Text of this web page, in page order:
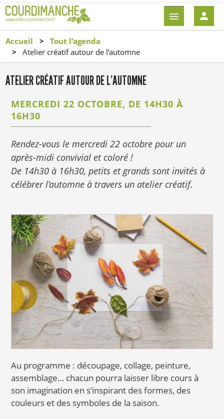
contenu
EN-
TÊTE
Accueil
Tout l'agenda
Atelier créatif autour de l’automne
ATELIER CRÉATIF AUTOUR DE L’AUTOMNE
MERCREDI 22 OCTOBRE, DE 14H30 À
16H30
Rendez-vous le mercredi 22 octobre pour un
après-midi convivial et coloré !
De 14h30 à 16h30, petits et grands sont invités à
célébrer l’automne à travers un atelier créatif.
Au programme : découpage, collage, peinture,
assemblage… chacun pourra laisser libre cours à
son imagination en s’inspirant des formes, des
couleurs et des symboles de la saison.